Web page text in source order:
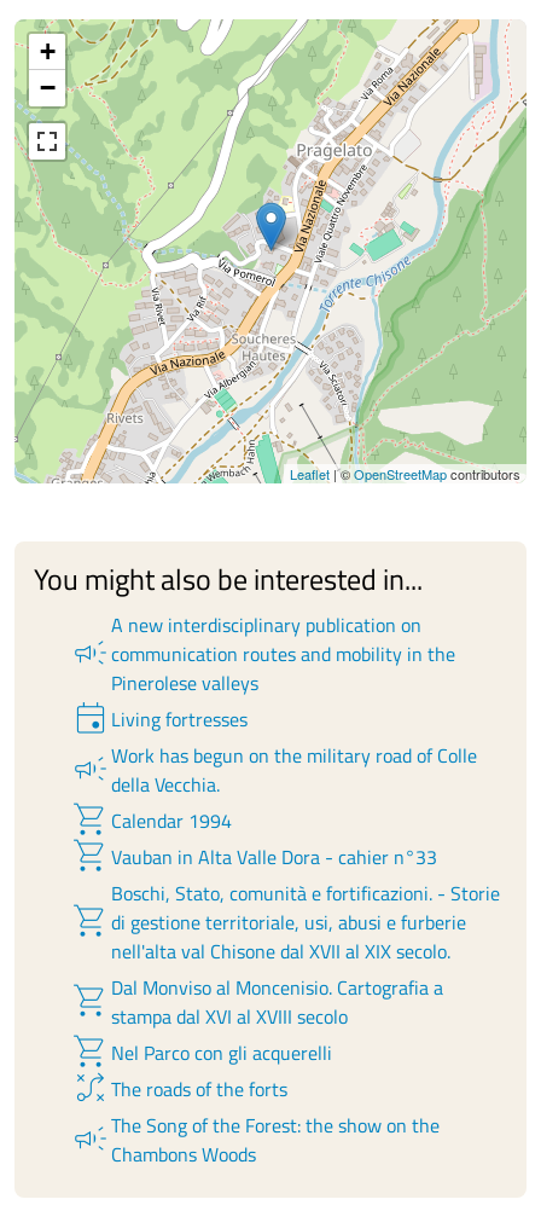
+
−
Leaflet| ©OpenStreetMapcontributors
You might also be interested in...
campaign
A new interdisciplinary publication on
communication routes and mobility in the
Pinerolese valleys
event Living fortresses
campaignWork has begun on the military road of Colle
della Vecchia.
shopping_cart Calendar 1994
shopping_cart Vauban in Alta Valle Dora - cahier n°33
shopping_cart
Boschi, Stato, comunità e fortificazioni. - Storie
di gestione territoriale, usi, abusi e furberie
nell'alta val Chisone dal XVII al XIX secolo.
shopping_cart Dal Monviso al Moncenisio. Cartografia a
stampa dal XVI al XVIII secolo
shopping_cart Nel Parco con gli acquerelli
tactic The roads of the forts
campaignThe Song of the Forest: the show on the
Chambons Woods